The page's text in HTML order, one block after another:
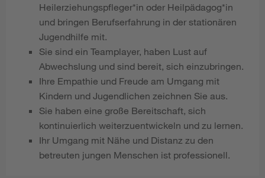
Heilerziehungspfleger*in oder Heilpädagog*in
und bringen Berufserfahrung in der stationären
Jugendhilfe mit.
Sie sind ein Teamplayer, haben Lust auf
Abwechslung und sind bereit, sich einzubringen.
Ihre Empathie und Freude am Umgang mit
Kindern und Jugendlichen zeichnen Sie aus.
Sie haben eine große Bereitschaft, sich
kontinuierlich weiterzuentwickeln und zu lernen.
Ihr Umgang mit Nähe und Distanz zu den
betreuten jungen Menschen ist professionell.